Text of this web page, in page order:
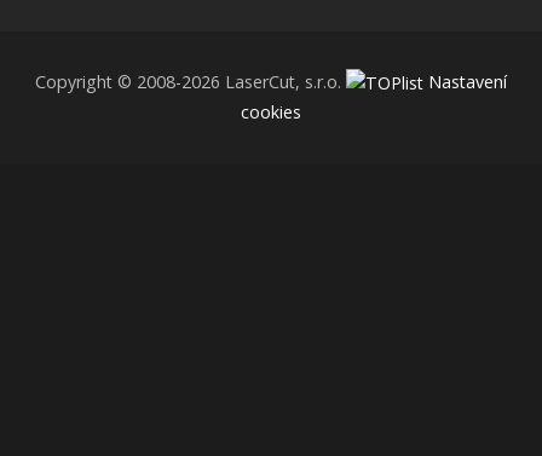
Copyright © 2008-2026 LaserCut, s.r.o.
Nastavení
cookies